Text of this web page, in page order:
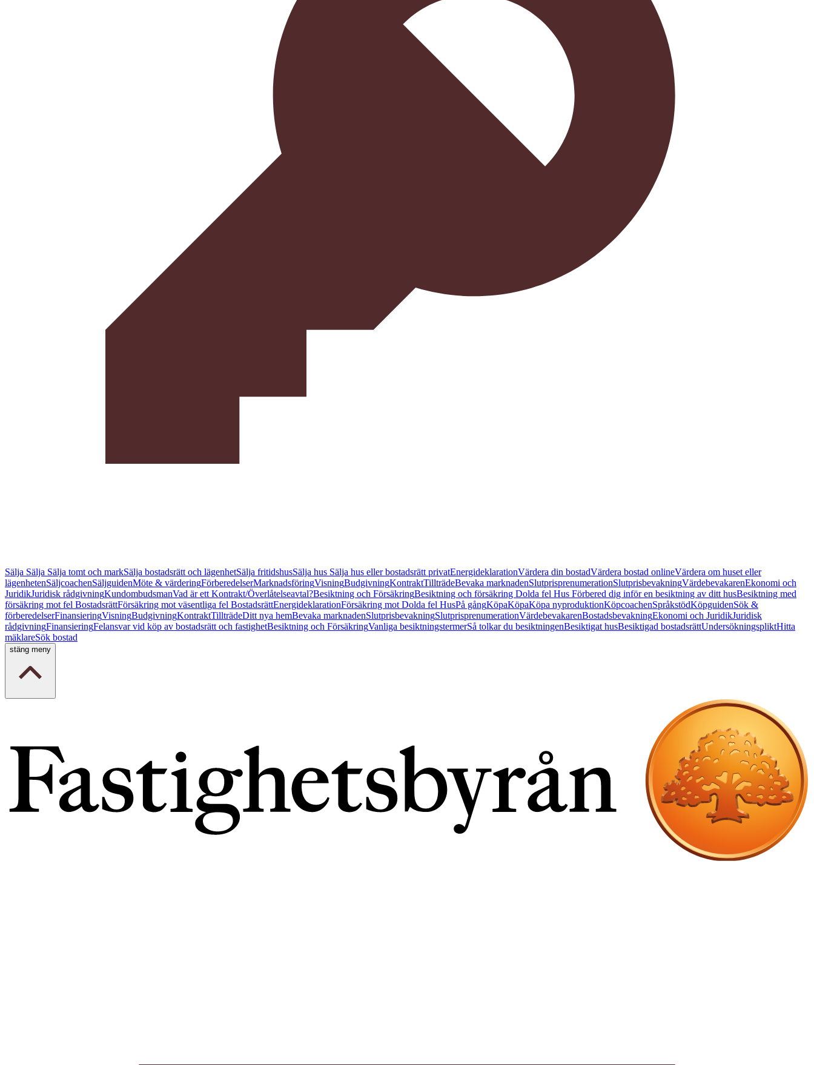
Sälja Sälja Sälja tomt och markSälja bostadsrätt och lägenhetSälja fritidshusSälja hus Sälja hus eller bostadsrätt privatEnergideklarationVärdera din bostadVärdera bostad onlineVärdera om huset eller
lägenhetenSäljcoachenSäljguidenMöte & värderingFörberedelserMarknadsföringVisningBudgivningKontraktTillträdeBevaka marknadenSlutprisprenumerationSlutprisbevakningVärdebevakarenEkonomi och
JuridikJuridisk rådgivningKundombudsmanVad är ett Kontrakt/Överlåtelseavtal?Besiktning och FörsäkringBesiktning och försäkring Dolda fel Hus Förbered dig inför en besiktning av ditt husBesiktning med
försäkring mot fel BostadsrättFörsäkring mot väsentliga fel BostadsrättEnergideklarationFörsäkring mot Dolda fel HusPå gångKöpaKöpaKöpa nyproduktionKöpcoachenSpråkstödKöpguidenSök &
förberedelserFinansieringVisningBudgivningKontraktTillträdeDitt nya hemBevaka marknadenSlutprisbevakningSlutprisprenumerationVärdebevakarenBostadsbevakningEkonomi och JuridikJuridisk
rådgivningFinansieringFelansvar vid köp av bostadsrätt och fastighetBesiktning och FörsäkringVanliga besiktningstermerSå tolkar du besiktningenBesiktigat husBesiktigad bostadsrättUndersökningspliktHitta
mäklareSök bostad
stäng meny